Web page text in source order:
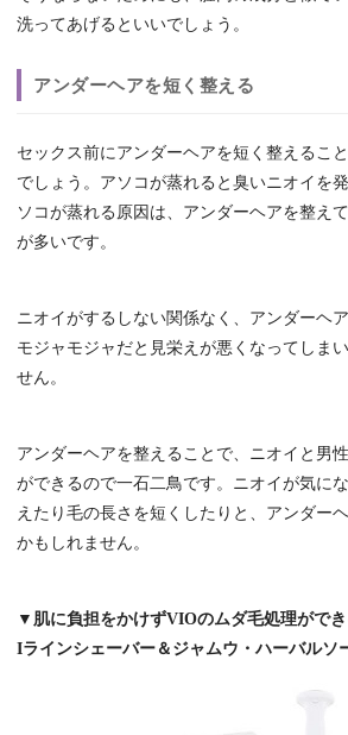
洗ってあげるといいでしょう。
アンダーヘアを短く整える
セックス前にアンダーヘアを短く整えるこ
でしょう。アソコが蒸れると臭いニオイを
ソコが蒸れる原因は、アンダーヘアを整え
が多いです。
ニオイがするしない関係なく、アンダーヘ
モジャモジャだと見栄えが悪くなってしま
せん。
アンダーヘアを整えることで、ニオイと男
ができるので一石二鳥です。ニオイが気に
えたり毛の長さを短くしたりと、アンダー
かもしれません。
▼肌に負担をかけずVIOのムダ毛処理ができ
Iラインシェーバー＆ジャムウ・ハーバルソ